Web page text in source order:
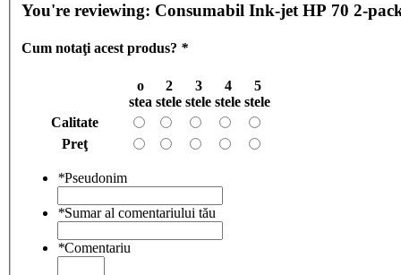
You're reviewing: Consumabil Ink-jet HP 70 2-
Cum notaţi acest produs? *
o
stea
2
stele
3
stele
4
stele
5
stele
Calitate
Preţ
*Pseudonim
*Sumar al comentariului tău
*Comentariu